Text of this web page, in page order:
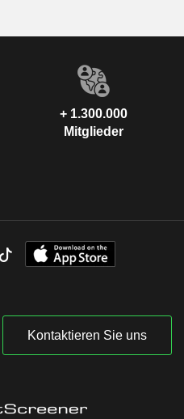
+ 1.300.000
Mitglieder
Kontaktieren Sie uns